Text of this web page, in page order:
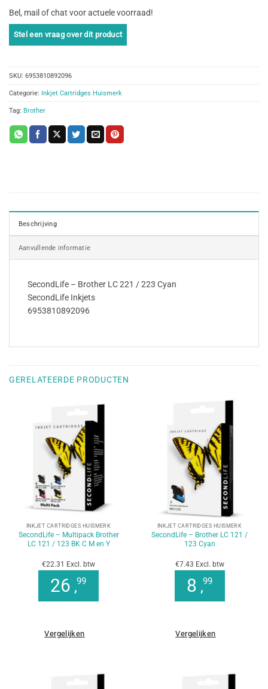
Bel, mail of chat voor actuele voorraad!
SKU: 6953810892096
Categorie: Inkjet Cartridges Huismerk
Tag: Brother
Beschrijving
Aanvullende informatie
SecondLife – Brother LC 221 / 223 Cyan
SecondLife Inkjets
6953810892096
GERELATEERDE PRODUCTEN
INKJET CARTRIDGES HUISMERK
SecondLife – Multipack Brother
LC 121 / 123 BK C M en Y
€22.31 Excl. btw
26 ,99
Vergelijken
INKJET CARTRIDGES HUISMERK
SecondLife – Brother LC 121 /
123 Cyan
€7.43 Excl. btw
8 ,99
Vergelijken